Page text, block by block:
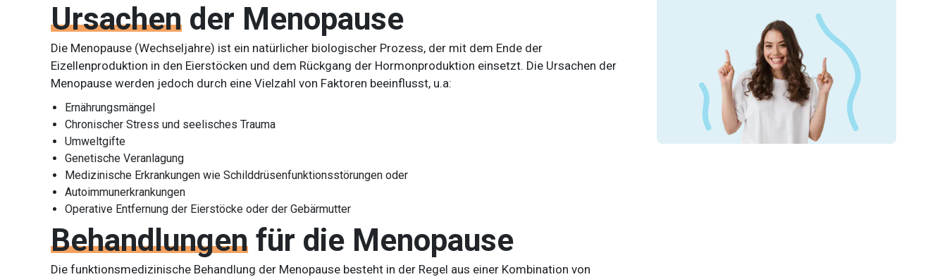
Ursachen der Menopause
Die Menopause (Wechseljahre) ist ein natürlicher biologischer Prozess, der mit dem Ende der
Eizellenproduktion in den Eierstöcken und dem Rückgang der Hormonproduktion einsetzt. Die Ursachen der
Menopause werden jedoch durch eine Vielzahl von Faktoren beeinflusst, u.a:
Ernährungsmängel
Chronischer Stress und seelisches Trauma
Umweltgifte
Genetische Veranlagung
Medizinische Erkrankungen wie Schilddrüsenfunktionsstörungen oder
Autoimmunerkrankungen
Operative Entfernung der Eierstöcke oder der Gebärmutter
Behandlungen für die Menopause
Die funktionsmedizinische Behandlung der Menopause besteht in der Regel aus einer Kombination von